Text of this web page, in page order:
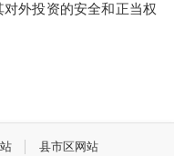
外投资的安全和正当权
县市区网站